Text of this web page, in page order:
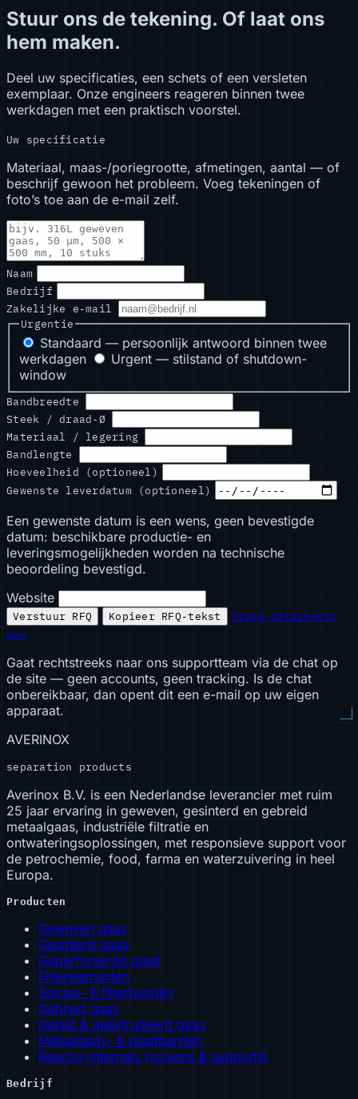
Stuur ons de tekening. Of laat ons
hem maken.
Deel uw specificaties, een schets of een versleten
exemplaar. Onze engineers reageren binnen twee
werkdagen met een praktisch voorstel.
Uw specificatie
Materiaal, maas-/poriegrootte, afmetingen, aantal — of
beschrijf gewoon het probleem. Voeg tekeningen of
foto’s toe aan de e-mail zelf.
Naam
Bedrijf
Zakelijke e-mail
Urgentie
Standaard — persoonlijk antwoord binnen twee
werkdagen
Urgent — stilstand of shutdown-
window
Bandbreedte
Steek / draad-Ø
Materiaal / legering
Bandlengte
Hoeveelheid (optioneel)
Gewenste leverdatum (optioneel)
Een gewenste datum is een wens, geen bevestigde
datum: beschikbare productie- en
leveringsmogelijkheden worden na technische
beoordeling bevestigd.
Website
Verstuur RFQ Kopieer RFQ-tekst
Vraag datasheets
aan
Gaat rechtstreeks naar ons supportteam via de chat op
de site — geen accounts, geen tracking. Is de chat
onbereikbaar, dan opent dit een e-mail op uw eigen
apparaat.
AVERINOX
separation products
Averinox B.V. is een Nederlandse leverancier met ruim
25 jaar ervaring in geweven, gesinterd en gebreid
metaalgaas, industriële filtratie en
ontwateringsoplossingen, met responsieve support voor
de petrochemie, food, farma en waterzuivering in heel
Europa.
Producten
Geweven gaas
Gesinterd gaas
Geperforeerde plaat
Filterelementen
Spiraal- & filterbanden
Gebreid gaas
Gelast & geëxtrudeerd gaas
Metaalgaas- & plaatbanden
Reactor-internals (screens & supports)
Bedrijf